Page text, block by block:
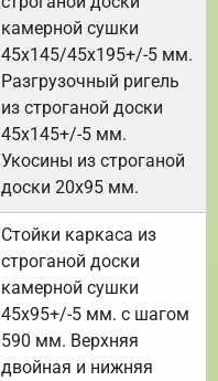
камерной сушки
45х145/45х195+/-5 мм.
Разгрузочный ригель
из строганой доски
45х145+/-5 мм.
Укосины из строганой
доски 20х95 мм.
Стойки каркаса из
строганой доски
камерной сушки
45х95+/-5 мм. с шагом
590 мм. Верхняя
двойная и нижняя